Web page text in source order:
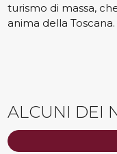
turismo di massa,
anima della Toscana.
ALCUNI DEI